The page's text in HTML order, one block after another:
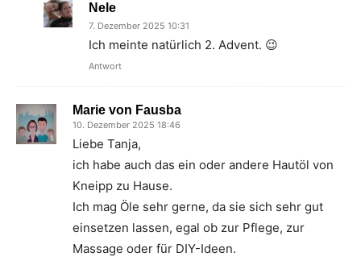
Nele
7. Dezember 2025 10:31
Ich meinte natürlich 2. Advent. 😉
Antwort
Marie von Fausba
10. Dezember 2025 18:46
Liebe Tanja,
ich habe auch das ein oder andere Hautöl von
Kneipp zu Hause.
Ich mag Öle sehr gerne, da sie sich sehr gut
einsetzen lassen, egal ob zur Pflege, zur
Massage oder für DIY-Ideen.